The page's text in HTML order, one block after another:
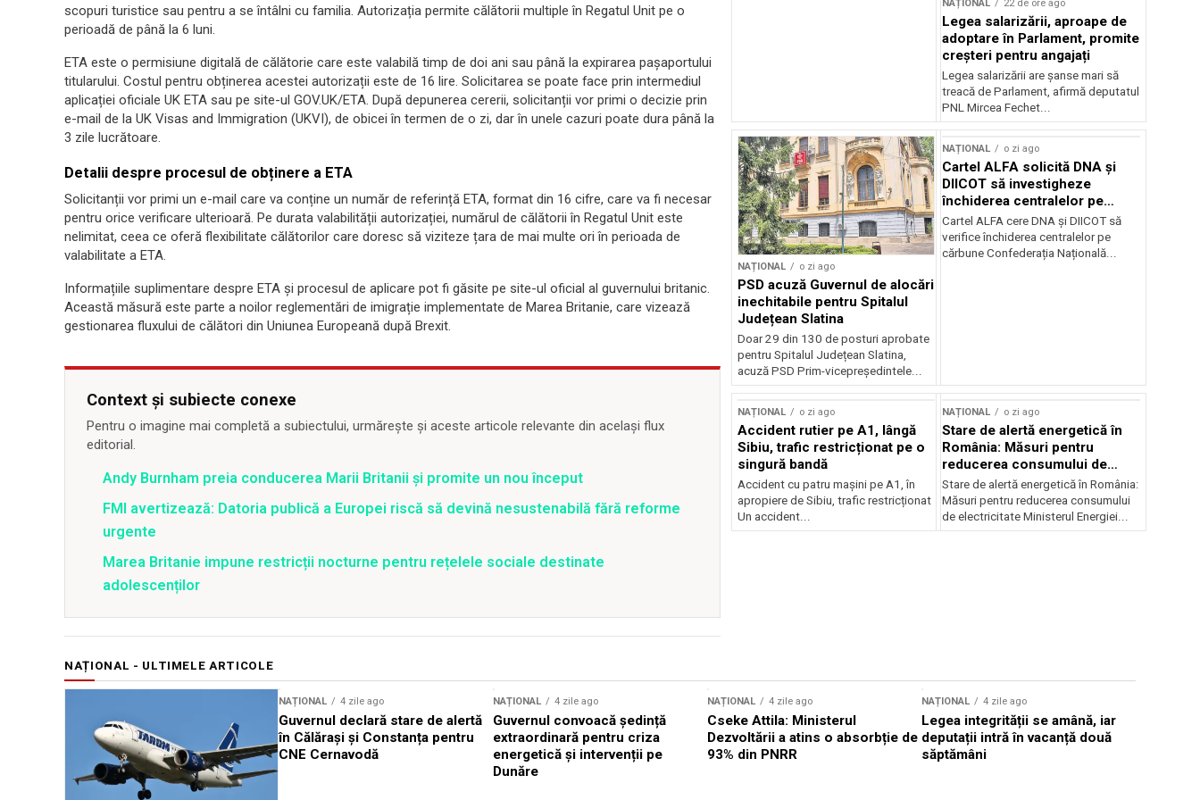
scopuri turistice sau pentru a se întâlni cu familia. Autorizația permite călătorii multiple în Regatul Unit pe o
perioadă de până la 6 luni.
ETA este o permisiune digitală de călătorie care este valabilă timp de doi ani sau până la expirarea pașaportului
titularului. Costul pentru obținerea acestei autorizații este de 16 lire. Solicitarea se poate face prin intermediul
aplicației oficiale UK ETA sau pe site-ul GOV.UK/ETA. După depunerea cererii, solicitanții vor primi o decizie prin
e-mail de la UK Visas and Immigration (UKVI), de obicei în termen de o zi, dar în unele cazuri poate dura până la
3 zile lucrătoare.
Detalii despre procesul de obținere a ETA
Solicitanții vor primi un e-mail care va conține un număr de referință ETA, format din 16 cifre, care va fi necesar
pentru orice verificare ulterioară. Pe durata valabilității autorizației, numărul de călătorii în Regatul Unit este
nelimitat, ceea ce oferă flexibilitate călătorilor care doresc să viziteze țara de mai multe ori în perioada de
valabilitate a ETA.
Informațiile suplimentare despre ETA și procesul de aplicare pot fi găsite pe site-ul oficial al guvernului britanic.
Această măsură este parte a noilor reglementări de imigrație implementate de Marea Britanie, care vizează
gestionarea fluxului de călători din Uniunea Europeană după Brexit.
Context și subiecte conexe
Pentru o imagine mai completă a subiectului, urmărește și aceste articole relevante din același flux
editorial.
Andy Burnham preia conducerea Marii Britanii și promite un nou început
FMI avertizează: Datoria publică a Europei riscă să devină nesustenabilă fără reforme
urgente
Marea Britanie impune restricții nocturne pentru rețelele sociale destinate
adolescenților
NAȚIONAL 22 de ore ago
Legea salarizării, aproape de
adoptare în Parlament, promite
creșteri pentru angajați
Legea salarizării are șanse mari să
treacă de Parlament, afirmă deputatul
PNL Mircea Fechet...
NAȚIONAL o zi ago
PSD acuză Guvernul de alocări
inechitabile pentru Spitalul
Județean Slatina
Doar 29 din 130 de posturi aprobate
pentru Spitalul Județean Slatina,
acuză PSD Prim-vicepreședintele...
NAȚIONAL o zi ago
Cartel ALFA solicită DNA și
DIICOT să investigheze
închiderea centralelor pe
cărbune
Cartel ALFA cere DNA și DIICOT să
verifice închiderea centralelor pe
cărbune Confederația Națională...
NAȚIONAL o zi ago
Accident rutier pe A1, lângă
Sibiu, trafic restricționat pe o
singură bandă
Accident cu patru mașini pe A1, în
apropiere de Sibiu, trafic restricționat
Un accident...
NAȚIONAL o zi ago
Stare de alertă energetică în
România: Măsuri pentru
reducerea consumului de
electricitate
Stare de alertă energetică în România:
Măsuri pentru reducerea consumului
de electricitate Ministerul Energiei...
NAȚIONAL - ULTIMELE ARTICOLE
NAȚIONAL 4 zile ago
Guvernul declară stare de alertă
în Călărași și Constanța pentru
CNE Cernavodă
NAȚIONAL 4 zile ago
Guvernul convoacă ședință
extraordinară pentru criza
energetică și intervenții pe
Dunăre
NAȚIONAL 4 zile ago
Cseke Attila: Ministerul
Dezvoltării a atins o absorbție de
93% din PNRR
NAȚIONAL 4 zile ago
Legea integrității se amână, iar
deputații intră în vacanță două
săptămâni